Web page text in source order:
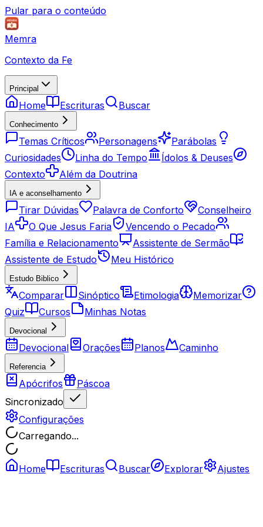
Pular para o conteúdo
Memra
Contexto da Fe
Principal
Home Escrituras Buscar
Conhecimento
Temas Críticos Personagens
Parábolas
Curiosidades
Linha do Tempo
Ídolos & Deuses
Contexto
Além da Doutrina
IA e aconselhamento
Tirar Dúvidas Palavra de Conforto
Conselheiro
IA
O Que Jesus Faria
Vencendo o Pecado
Família e Relacionamento
Assistente de Sermão
Assistente de Estudo
Meu Histórico
Estudo Biblico
Comparar Sinóptico Etimologia
Memorizar
Quiz
Cursos Minhas Notas
Devocional
Devocional Orações Planos Caminho
Referencia
Apócrifos
Páscoa
Sincronizado
Configurações
Carregando...
Home Escrituras Buscar Explorar Ajustes